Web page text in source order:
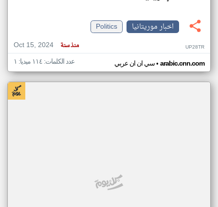
اخبار موريتانيا
Politics
Oct 15, 2024
منذ سنة UP28TR
سي ان ان عربي• arabic.cnn.com عدد الكلمات: ١١٤ ميديا: ١